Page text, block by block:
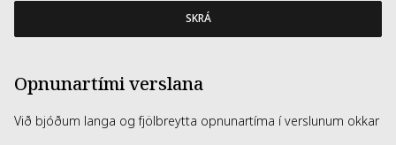
SKRÁ
Opnunartími verslana
Við bjóðum langa og fjölbreytta opnunartíma í verslunum okkar